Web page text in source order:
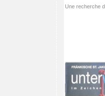
Une recherche